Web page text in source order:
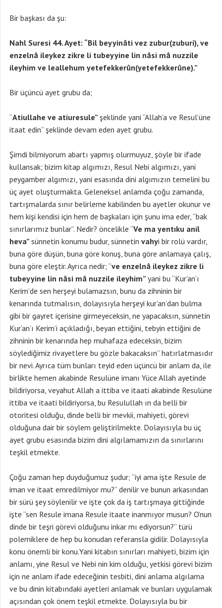
Bir başkası da şu:
Nahl Suresi 44. Ayet: “Bil beyyinâti vez zubur(zuburi), ve
enzelnâ ileykez zikre li tubeyyine lin nâsi mâ nuzzile
ileyhim ve leallehum yetefekkerûn(yetefekkerûne).”
Bir üçüncü ayet grubu da;
“Atiullahe ve atiuresule” şeklinde yani “Allah’a ve Resul’üne
itaat edin” şeklinde devam eden ayet grubu.
Şimdi bilmiyorum abartı yapmış olurmuyuz, şöyle bir ifade
kullansak; bizim kitap algımızı, Resul Nebi algımızı, yani
peygamber algımızı, yani esasında dini algımızın temelini bu
üç ayet oluşturmakta. Geleneksel anlamda çoğu zamanda,
tartışmalarda sınır belirleme kabilinden bu ayetler okunur ve
hem kişi kendisi için hem de başkaları için şunu ima eder, “bak
sınırlarımız bunlar”. Nedir? öncelikle “Ve ma yentıku anil
heva” sünnetin konumu budur, sünnetin vahyi bir rolü vardır,
buna göre düşün, buna göre konuş, buna göre anlamaya çalış,
buna göre eleştir. Ayrıca nedir; “ve enzelnâ ileykez zikre li
tubeyyine lin nâsi mâ nuzzile ileyhim” yani bu “Kur’an’ı
Kerim’de sen herşeyi bulamazsın, bunu da zihninin bir
kenarında tutmalısın, dolayısıyla herşeyi kur’an’dan bulma
gibi bir gayret içerisine girmeyeceksin, ne yapacaksın, sünnetin
Kur’an’ı Kerim’i açıkladığı, beyan ettiğini, tebyin ettiğini de
zihninin bir kenarında hep muhafaza edeceksin, bizim
söylediğimiz rivayetlere bu gözle bakacaksın” hatırlatmasıdır
bir nevi. Ayrıca tüm bunları teyid eden üçüncü bir anlam da, ile
birlikte hemen akabinde Resulüne imanı Yüce Allah ayetinde
bildiriyorsa, veyahut Allah a ittiba ve itaati akabinde Resulüne
ittiba ve itaati bildiriyorsa, bu Resulullah ın da belli bir
otoritesi olduğu, dinde belli bir mevkii, mahiyeti, görevi
olduğuna dair bir söylem geliştirilmekte. Dolayısıyla bu üç
ayet grubu esasında bizim dini algılamamızın da sınırlarını
teşkil etmekte.
Çoğu zaman hep duyduğumuz şudur; “iyi ama işte Resule de
iman ve itaat emredilmiyor mu?” denilir ve bunun arkasından
bir sürü şey söylenilir ve işte çok da iş tartışmaya gittiğinde
işte “sen Resule imana Resule itaate inanmıyor musun? O’nun
dinde bir teşri görevi olduğunu inkar mı ediyorsun?” türü
polemiklere de hep bu konudan referansla gidilir. Dolayısıyla
konu önemli bir konu.Yani kitabın sınırları mahiyeti, bizim için
anlamı, yine Resul ve Nebi nin kim olduğu, yetkisi görevi bizim
için ne anlam ifade edeceğinin tesbiti, dini anlama algılama
ve bu dinin kitabındaki ayetleri anlamak ve bunları uygulamak
açısından çok önem teşkil etmekte. Dolayısıyla bu bir